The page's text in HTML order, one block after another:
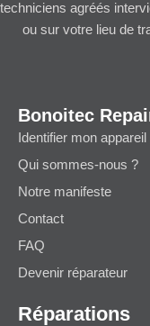
techniciens agréés
ou sur votre lieu de
Bonoitec
Identifier mon appareil
Qui sommes-nous ?
Notre manifeste
Contact
FAQ
Devenir réparateur
Réparations